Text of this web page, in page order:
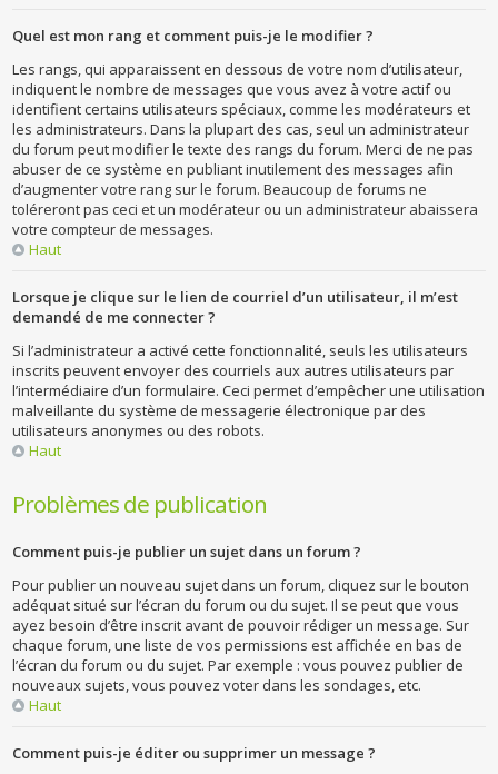
Quel est mon rang et comment puis-je le modifier ?
Les rangs, qui apparaissent en dessous de votre nom d’utilisateur,
indiquent le nombre de messages que vous avez à votre actif ou
identifient certains utilisateurs spéciaux, comme les modérateurs et
les administrateurs. Dans la plupart des cas, seul un administrateur
du forum peut modifier le texte des rangs du forum. Merci de ne pas
abuser de ce système en publiant inutilement des messages afin
d’augmenter votre rang sur le forum. Beaucoup de forums ne
toléreront pas ceci et un modérateur ou un administrateur abaissera
votre compteur de messages.
Haut
Lorsque je clique sur le lien de courriel d’un utilisateur, il m’est
demandé de me connecter ?
Si l’administrateur a activé cette fonctionnalité, seuls les utilisateurs
inscrits peuvent envoyer des courriels aux autres utilisateurs par
l’intermédiaire d’un formulaire. Ceci permet d’empêcher une utilisation
malveillante du système de messagerie électronique par des
utilisateurs anonymes ou des robots.
Haut
Problèmes de publication
Comment puis-je publier un sujet dans un forum ?
Pour publier un nouveau sujet dans un forum, cliquez sur le bouton
adéquat situé sur l’écran du forum ou du sujet. Il se peut que vous
ayez besoin d’être inscrit avant de pouvoir rédiger un message. Sur
chaque forum, une liste de vos permissions est affichée en bas de
l’écran du forum ou du sujet. Par exemple : vous pouvez publier de
nouveaux sujets, vous pouvez voter dans les sondages, etc.
Haut
Comment puis-je éditer ou supprimer un message ?